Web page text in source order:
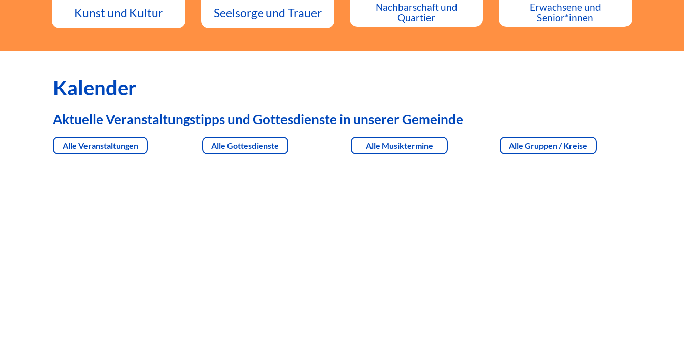
Kunst und Kultur Seelsorge und Trauer
Nachbarschaft und
Quartier
Erwachsene und
Senior*innen
Kalender
Aktuelle Veranstaltungstipps und Gottesdienste in unserer Gemeinde
Alle Veranstaltungen Alle Gottesdienste Alle Musiktermine Alle Gruppen / Kreise